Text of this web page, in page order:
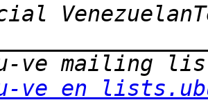
ve en